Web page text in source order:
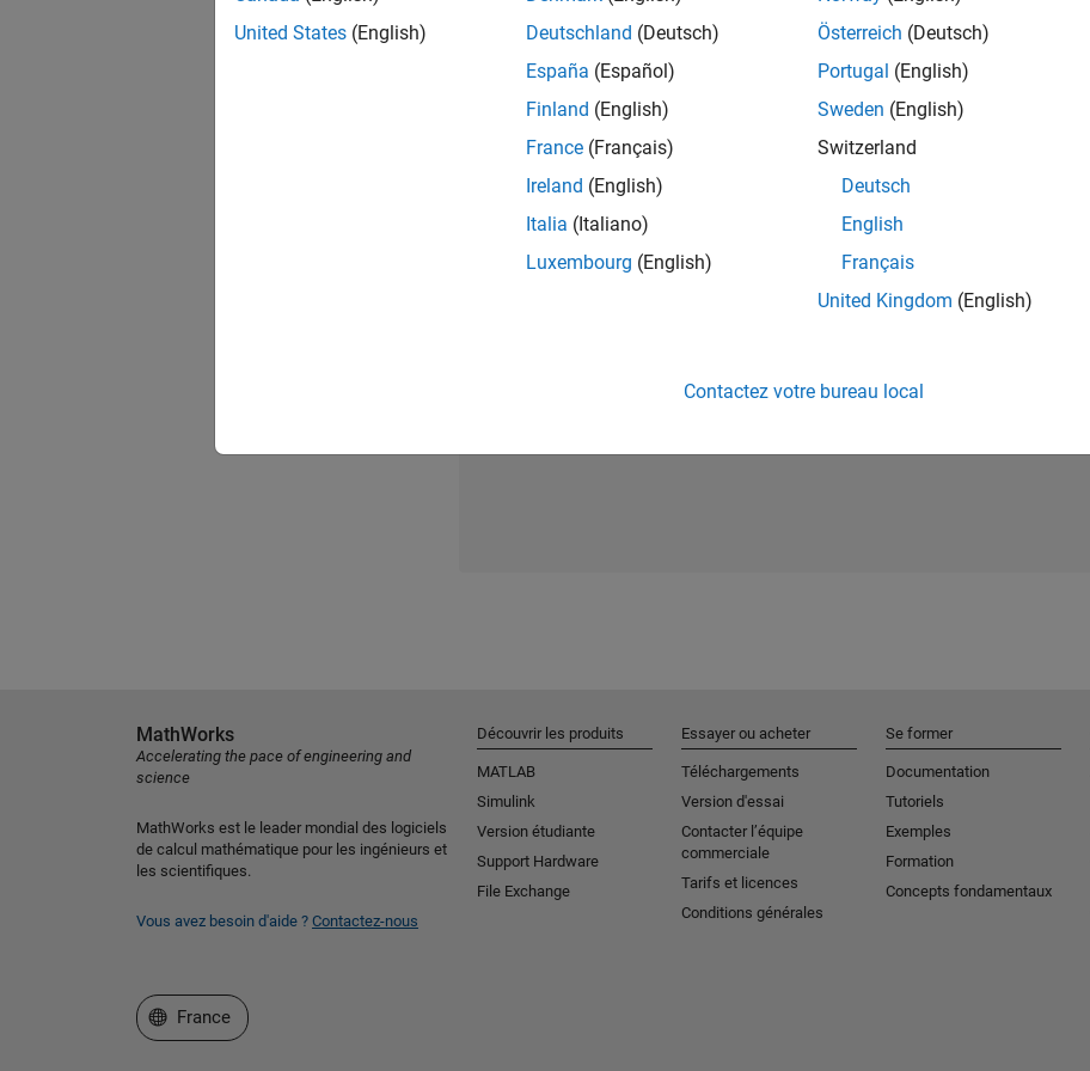
opportunités de votre région.
Senior Software Quality Engineer
Senior Software Quality Engineer
FR-Meudon| Ingénierie de la qualité | Expérimenté(e)
Leverage your C/C++ development skills to design and develop
automated test suites, Hands-on testing for Polyspace.
Recevez
United States (English)
Deutschland (Deutsch)
España (Español)
Finland (English)
France (Français)
Ireland (English)
Italia (Italiano)
Luxembourg (English)
Österreich (Deutsch)
Portugal (English)
Sweden (English)
Switzerland
Deutsch
English
Français
United Kingdom (English)
Contactez votre bureau local
MathWorks
Accelerating the pace of engineering and
science
MathWorks est le leader mondial des logiciels
de calcul mathématique pour les ingénieurs et
les scientifiques.
Vous avez besoin d'aide ? Contactez-nous
Découvrir les produits
MATLAB
Simulink
Version étudiante
Support Hardware
File Exchange
Essayer ou acheter
Téléchargements
Version d'essai
Contacter l’équipe
commerciale
Tarifs et licences
Conditions générales
Se former
Documentation
Tutoriels
Exemples
Formation
Concepts fondamentaux
Sélectionner un site web
France